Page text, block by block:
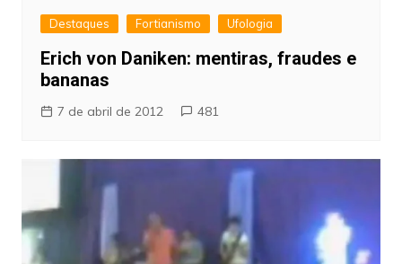
Destaques Fortianismo Ufologia
Erich von Daniken: mentiras, fraudes e
bananas
7 de abril de 2012 481